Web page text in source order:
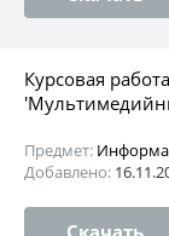
Курсовая
Предмет:
Добавлено:
Скачать